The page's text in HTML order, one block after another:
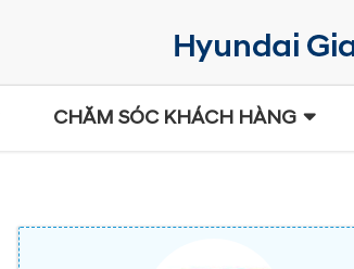
CHĂM SÓC KHÁCH HÀNG